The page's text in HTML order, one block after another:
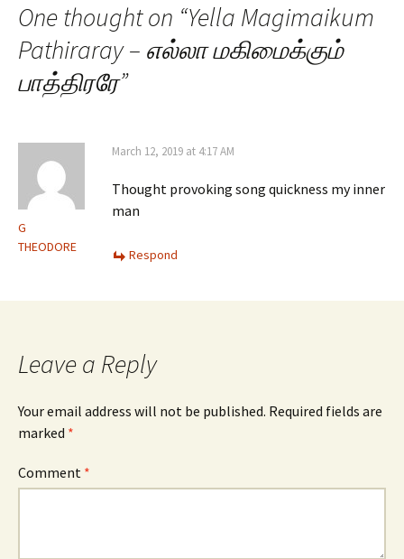
One thought on “Yella Magimaikum
Pathiraray – எல்லா மகிமைக்கும்
பாத்திரரே”
G
THEODORE
March 12, 2019 at 4:17 AM
Thought provoking song quickness my inner
man
Respond
Leave a Reply
Your email address will not be published. Required fields are
marked *
Comment *